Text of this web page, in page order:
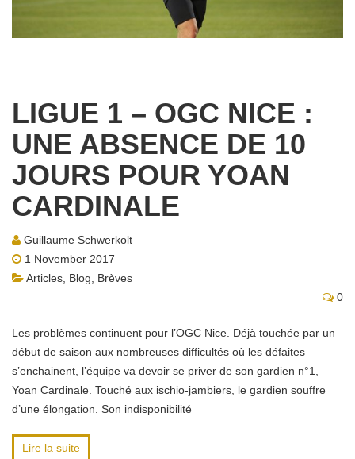
LIGUE 1 – OGC NICE :
UNE ABSENCE DE 10
JOURS POUR YOAN
CARDINALE
Guillaume Schwerkolt
1 November 2017
Articles Blog
Brèves
0
Les problèmes continuent pour l’OGC Nice. Déjà touchée par un
début de saison aux nombreuses difficultés où les défaites
s’enchainent, l’équipe va devoir se priver de son gardien n°1,
Yoan Cardinale. Touché aux ischio-jambiers, le gardien souffre
d’une élongation. Son indisponibilité
Lire la suite